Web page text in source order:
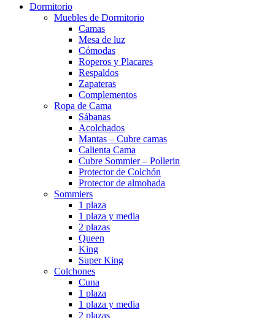
Dormitorio
Muebles de Dormitorio
Camas
Mesa de luz
Cómodas
Roperos y Placares
Respaldos
Zapateras
Complementos
Ropa de Cama
Sábanas
Acolchados
Mantas – Cubre camas
Calienta Cama
Cubre Sommier – Pollerin
Protector de Colchón
Protector de almohada
Sommiers
1 plaza
1 plaza y media
2 plazas
Queen
King
Super King
Colchones
Cuna
1 plaza
1 plaza y media
2 plazas